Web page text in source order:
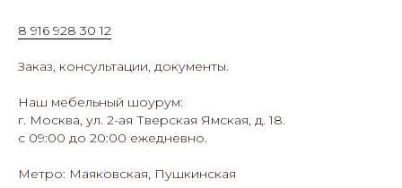
8 916 928 30 12
Заказ, консультации, документы.
Наш мебельный шоурум:
г. Москва, ул. 2-ая Тверская Ямская, д. 18.
с 09:00 до 20:00 ежедневно.
Метро: Маяковская, Пушкинская